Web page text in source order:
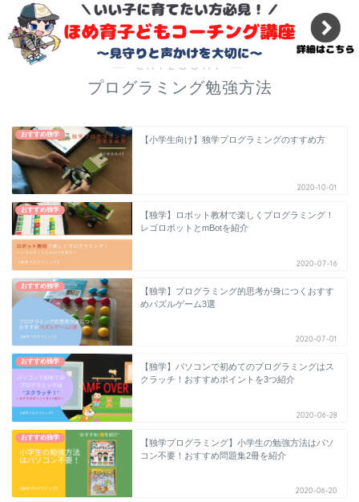
『必修科目』小学校のプログラミング教育ではプログラマ
ーになれない理由
― CATEGORY ―
プログラミング勉強方法
おすすめ独学
【小学生向け】独学プログラミングのすすめ方
2020-10-01
おすすめ独学
【独学】ロボット教材で楽しくプログラミング！
レゴロボットとmBotを紹介
2020-07-16
おすすめ独学
【独学】プログラミング的思考が身につくおすす
めパズルゲーム3選
2020-07-01
おすすめ独学
【独学】パソコンで初めてのプログラミングはス
クラッチ！おすすめポイントを3つ紹介
2020-06-28
おすすめ独学
【独学プログラミング】小学生の勉強方法はパソ
コン不要！おすすめ問題集2冊を紹介
2020-06-20